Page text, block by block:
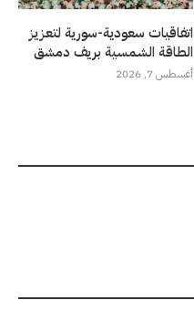
اتفاقيات سعودية-سورية لتعزيز
الطاقة الشمسية بريف دمشق
أغسطس 7, 2026